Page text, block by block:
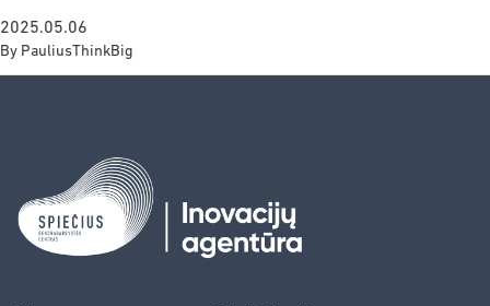
2025.05.06
By PauliusThinkBig